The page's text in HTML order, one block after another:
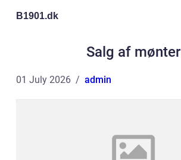
B1901.dk
Salg af mønter
01 July 2026 admin